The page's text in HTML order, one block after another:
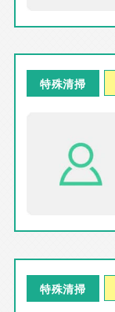
特殊清掃
特殊清掃